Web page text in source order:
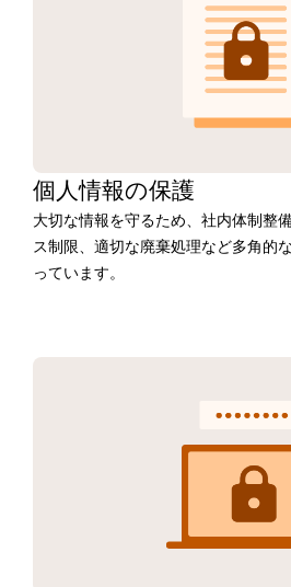
個人情報の保護
大切な情報を守るため、社内体制整
ス制限、適切な廃棄処理など多角的
っています。